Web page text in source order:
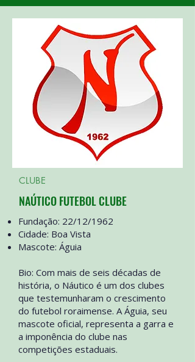
CLUBE
NAÚTICO FUTEBOL CLUBE
Fundação: 22/12/1962
Cidade: Boa Vista
Mascote: Águia
Bio: Com mais de seis décadas de
história, o Náutico é um dos clubes
que testemunharam o crescimento
do futebol roraimense. A Águia, seu
mascote oficial, representa a garra e
a imponência do clube nas
competições estaduais.